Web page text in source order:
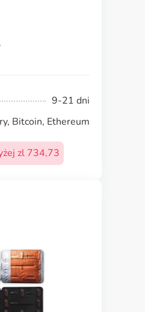
9-21 dni
Bitcoin, Ethereum
zl 734,73